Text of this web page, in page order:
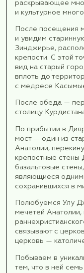
Отдых в
Ужин.
День 6.
6 день 28
Завтрак.
После
выезжаем в г.
Сегодня
истории.
По дороге мы
православной